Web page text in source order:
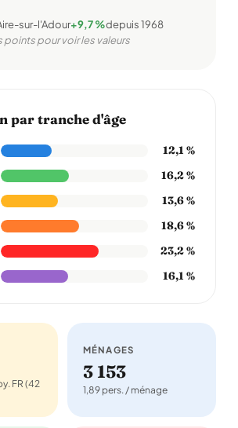
sur-l'Adour+9,7 %depuis 1968
points pour voir les valeurs
par tranche d'âge
12,1 %
16,2 %
13,6 %
18,6 %
23,2 %
16,1 %
FR (42
MÉNAGES
3 153
1,89 pers. / ménage